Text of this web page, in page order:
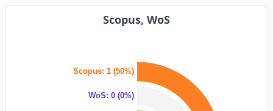
Scopus, WoS
Scopus: 1 (50%)
WoS: 0 (0%)